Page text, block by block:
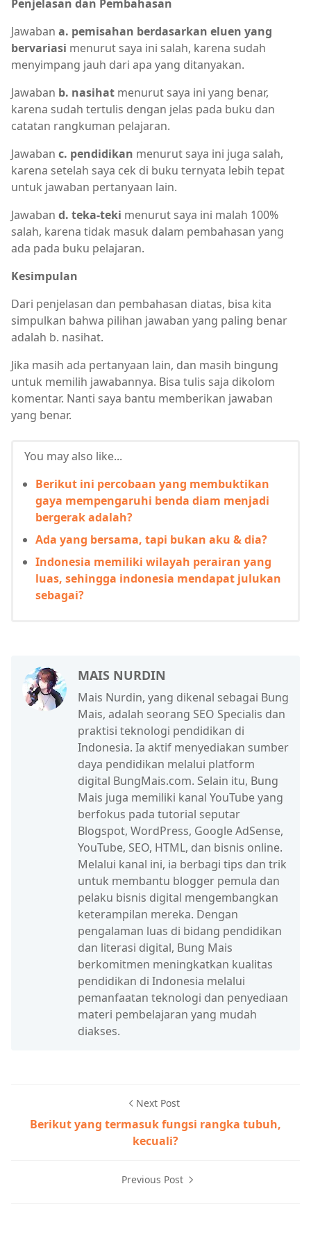
Penjelasan dan Pembahasan
Jawaban a. pemisahan berdasarkan eluen yang
bervariasi menurut saya ini salah, karena sudah
menyimpang jauh dari apa yang ditanyakan.
Jawaban b. nasihat menurut saya ini yang benar,
karena sudah tertulis dengan jelas pada buku dan
catatan rangkuman pelajaran.
Jawaban c. pendidikan menurut saya ini juga salah,
karena setelah saya cek di buku ternyata lebih tepat
untuk jawaban pertanyaan lain.
Jawaban d. teka-teki menurut saya ini malah 100%
salah, karena tidak masuk dalam pembahasan yang
ada pada buku pelajaran.
Kesimpulan
Dari penjelasan dan pembahasan diatas, bisa kita
simpulkan bahwa pilihan jawaban yang paling benar
adalah b. nasihat.
Jika masih ada pertanyaan lain, dan masih bingung
untuk memilih jawabannya. Bisa tulis saja dikolom
komentar. Nanti saya bantu memberikan jawaban
yang benar.
You may also like...
Berikut ini percobaan yang membuktikan
gaya mempengaruhi benda diam menjadi
bergerak adalah?
Ada yang bersama, tapi bukan aku & dia?
Indonesia memiliki wilayah perairan yang
luas, sehingga indonesia mendapat julukan
sebagai?
MAIS NURDIN
Mais Nurdin, yang dikenal sebagai Bung
Mais, adalah seorang SEO Specialis dan
praktisi teknologi pendidikan di
Indonesia. Ia aktif menyediakan sumber
daya pendidikan melalui platform
digital BungMais.com. Selain itu, Bung
Mais juga memiliki kanal YouTube yang
berfokus pada tutorial seputar
Blogspot, WordPress, Google AdSense,
YouTube, SEO, HTML, dan bisnis online.
Melalui kanal ini, ia berbagi tips dan trik
untuk membantu blogger pemula dan
pelaku bisnis digital mengembangkan
keterampilan mereka. Dengan
pengalaman luas di bidang pendidikan
dan literasi digital, Bung Mais
berkomitmen meningkatkan kualitas
pendidikan di Indonesia melalui
pemanfaatan teknologi dan penyediaan
materi pembelajaran yang mudah
diakses.
Next Post
Berikut yang termasuk fungsi rangka tubuh,
kecuali?
Previous Post